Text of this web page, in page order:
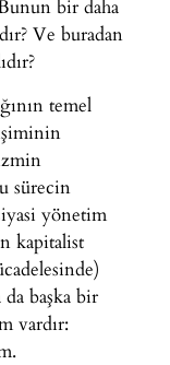
bir daha
Ve buradan
temel
sürecin
yönetim
kapitalist
başka bir
vardır: